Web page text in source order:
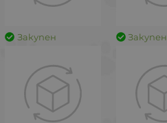
Закупен Закупен